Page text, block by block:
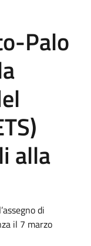
Palo
alla
di
il 7 marzo